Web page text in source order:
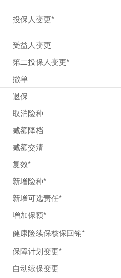
投保人变更*
受益人变更
第二投保人变更*
撤单
退保
取消险种
减额降档
减额交清
复效*
新增险种*
新增可选责任*
增加保额*
健康险续保核保回销*
保障计划变更*
自动续保变更